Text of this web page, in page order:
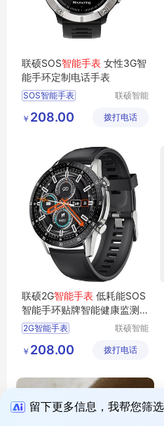
联硕SOS智能手表 女性3G智
能手环定制电话手表
SOS智能手表
4G智能手表
运动手环
联硕智能
有限公司
￥ 208.00 拨打电话
联硕2G智能手表 低耗能SOS
智能手环贴牌智能健康监测
手表电话手表
2G智能手表
3G智能手表
智能女性手表
联硕智能
有限公司
￥ 208.00 拨打电话
留下更多信息，我帮您筛